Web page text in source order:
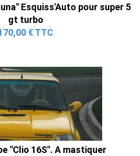
Esquiss'Auto pour super 5
gt turbo
€ TTC
"Clio 16S". A mastiquer